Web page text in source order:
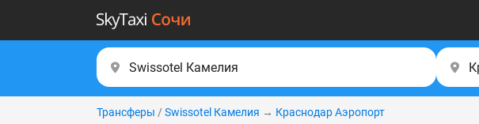
Трансферы / Swissotel Камелия → Краснодар Аэропорт